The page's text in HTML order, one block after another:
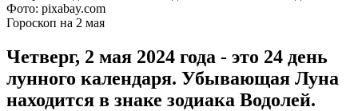
Фото: pixabay.com
Гороскоп на 2 мая
Четверг, 2 мая 2024 года - это 24 день
лунного календаря. Убывающая Луна
находится в знаке зодиака Водолей.